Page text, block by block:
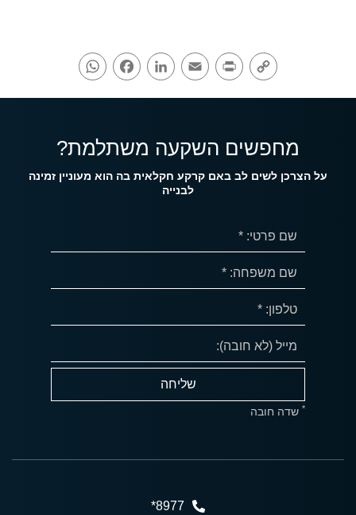
Copy
Link
Print
Email
LinkedIn
Facebook
מחפשים השקעה משתלמת?
על הצרכן לשים לב באם קרקע חקלאית בה הוא מעוניין זמינה
לבנייה
* שדה חובה
8977*